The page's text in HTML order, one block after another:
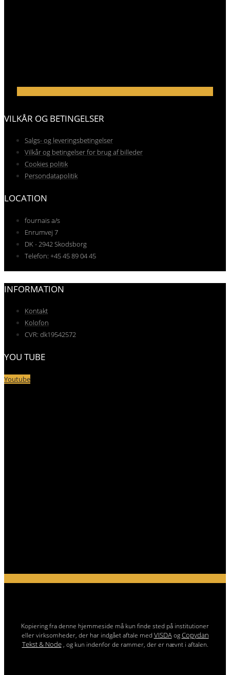
VILKÅR OG BETINGELSER
Salgs- og leveringsbetingelser
Vilkår og betingelser for brug af billeder
Cookies politik
Persondatapolitik
LOCATION
fournais a/s
Enrumvej 7
DK - 2942 Skodsborg
Telefon: +45 45 89 04 45
INFORMATION
Kontakt
Kolofon
CVR: dk19542572
YOU TUBE
Youtube
Kopiering fra denne hjemmeside må kun finde sted på institutioner
eller virksomheder, der har indgået aftale med VISDAogCopydan
Tekst & Node, og kun indenfor de rammer, der er nævnt i aftalen.